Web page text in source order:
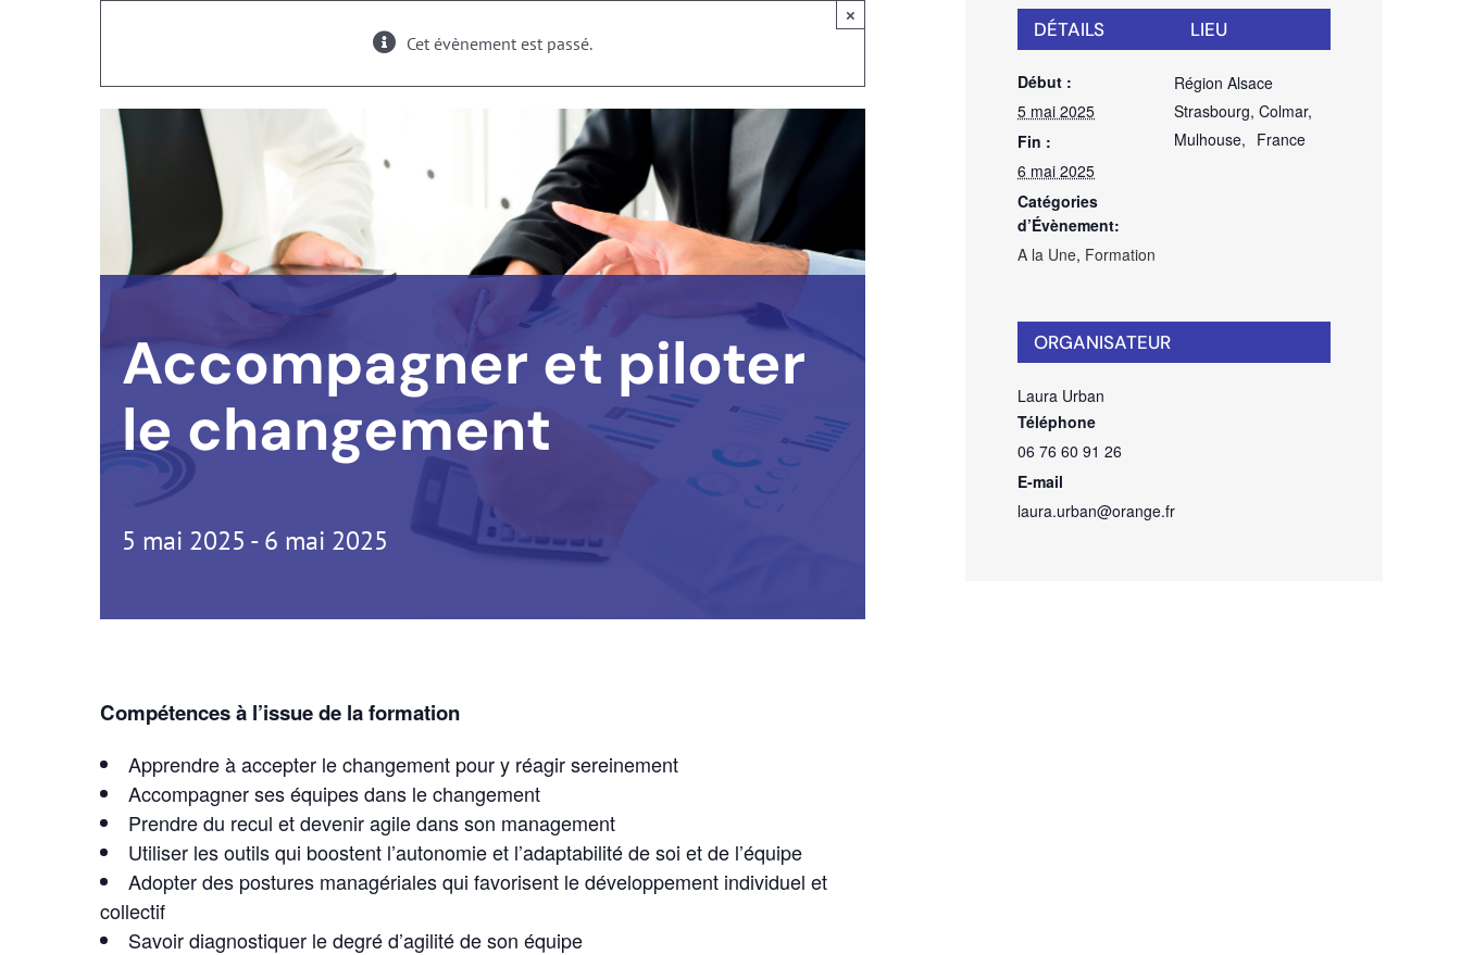
×
Cet évènement est passé.
Accompagner et piloter
le changement
5 mai 2025 -6 mai 2025
Compétences à l’issue de la formation
Apprendre à accepter le changement pour y réagir sereinement
Accompagner ses équipes dans le changement
Prendre du recul et devenir agile dans son management
Utiliser les outils qui boostent l’autonomie et l’adaptabilité de soi et de l’équipe
Adopter des postures managériales qui favorisent le développement individuel et
collectif
Savoir diagnostiquer le degré d’agilité de son équipe
DÉTAILS
Début :
5 mai 2025
Fin :
6 mai 2025
Catégories
d’Évènement:
A la Une, Formation
LIEU
Région Alsace
Strasbourg, Colmar,
Mulhouse, France
ORGANISATEUR
Laura Urban
Téléphone
06 76 60 91 26
E-mail
laura.urban@orange.fr